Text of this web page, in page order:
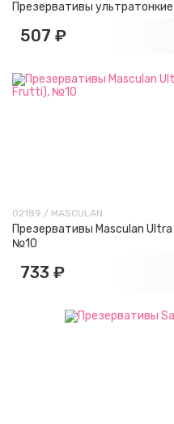
Презервативы
507 ₽
02189 / MASCULAN
Презервативы Masculan
№10
733 ₽